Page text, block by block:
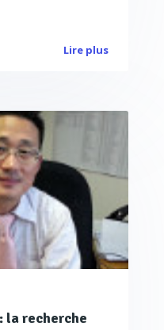
Lire plus
la recherche